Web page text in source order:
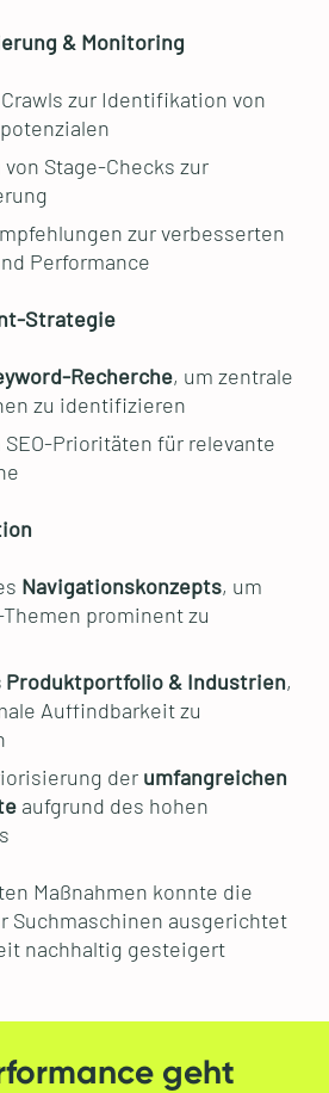
& Monitoring
zur Identifikation von
Stage-Checks zur
zur verbesserten
Performance
Strategie
Recherche, um zentrale
zu identifizieren
Prioritäten für relevante
Navigationskonzepts, um
prominent zu
Produktportfolio & Industrien,
Auffindbarkeit zu
der umfangreichen
aufgrund des hohen
Maßnahmen konnte die
Suchmaschinen ausgerichtet
nachhaltig gesteigert
geht